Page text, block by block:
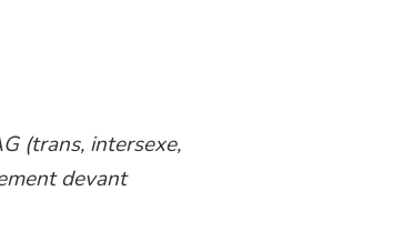
(trans, intersexe,
devant